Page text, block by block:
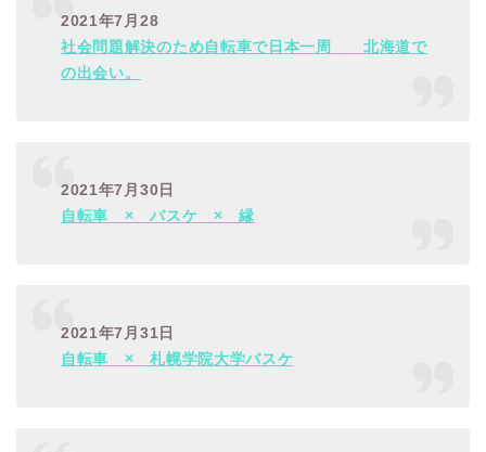
2021年7月28
社会問題解決のため自転車で日本一周 北海道で
の出会い。
2021年7月30日
自転車 × バスケ × 縁
2021年7月31日
自転車 × 札幌学院大学バスケ